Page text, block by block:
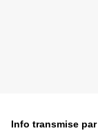
Info transmise